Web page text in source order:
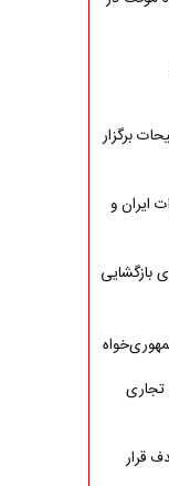
برگزار
ایران و
بازگشایی
تجاری
قرار